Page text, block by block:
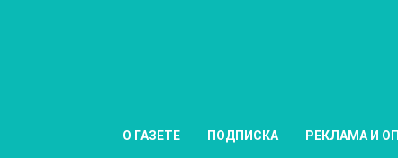
О ГАЗЕТЕ ПОДПИСКА РЕКЛАМА И